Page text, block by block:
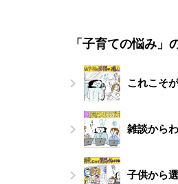
「子育ての悩み」
これこそ
雑談から
子供から